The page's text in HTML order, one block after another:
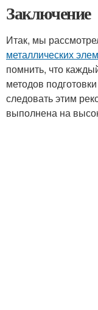
Заключение
Итак, мы
металлических
помнить, что
методов
следовать этим
выполнена на